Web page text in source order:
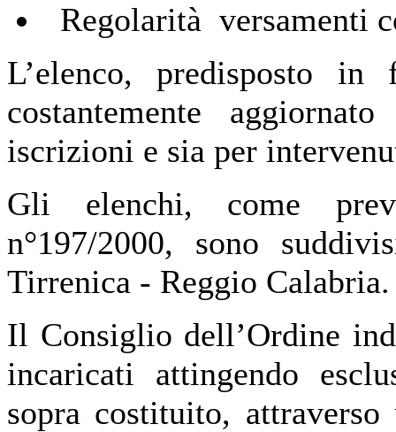
Regolarità versamenti
L’elenco, predisposto
costantemente
iscrizioni e sia per
Gli elenchi, come
n°197/2000, sono
Tirrenica - Reggio Calabria.
Il Consiglio dell’Ordine
incaricati attingendo
sopra costituito,